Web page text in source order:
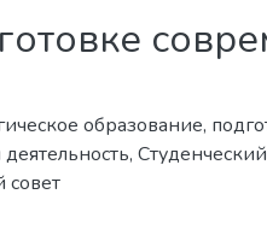
образование,
,
совет